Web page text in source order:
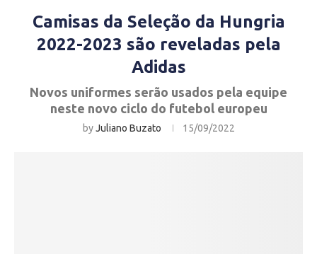
Camisas da Seleção da Hungria
2022-2023 são reveladas pela
Adidas
Novos uniformes serão usados pela equipe
neste novo ciclo do futebol europeu
byJuliano Buzato 15/09/2022